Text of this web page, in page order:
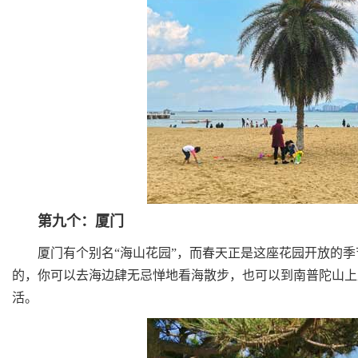
第九个：厦门
厦门有个别名“海山花园”，而春天正是这座花园开放的季
的，你可以去海边肆无忌惮地看海散步，也可以到南普陀山
活。